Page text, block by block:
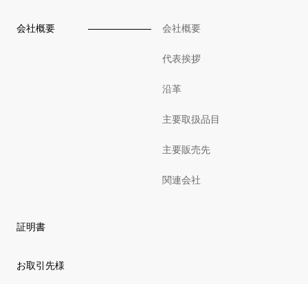
会社概要 会社概要
代表挨拶
沿革
主要取扱品目
主要販売先
関連会社
証明書
お取引先様